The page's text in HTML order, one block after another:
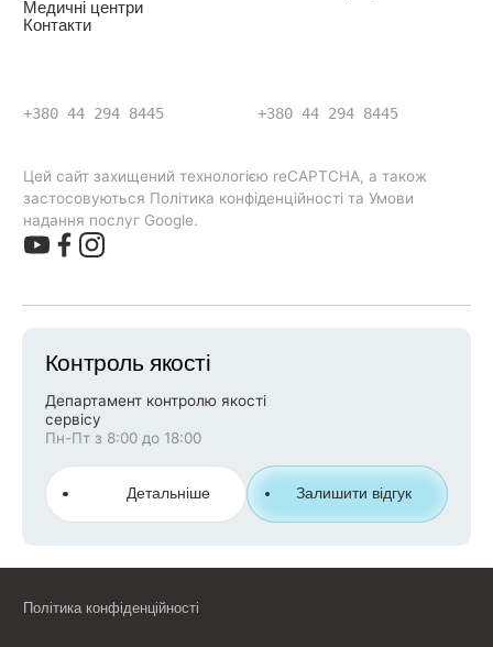
Медичні центри
Контакти
+380 44 294 8445 +380 44 294 8445
Цей сайт захищений технологією reCAPTCHA, а також
застосовуються Політика конфіденційності та Умови
надання послуг Google.
Контроль якості
Департамент контролю якості
сервісу
Пн-Пт з 8:00 до 18:00
Детальніше Залишити відгук
Політика конфіденційності